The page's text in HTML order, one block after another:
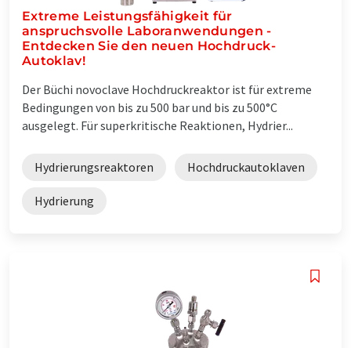
Extreme Leistungsfähigkeit für
anspruchsvolle Laboranwendungen -
Entdecken Sie den neuen Hochdruck-
Autoklav!
Der Büchi novoclave Hochdruckreaktor ist für extreme
Bedingungen von bis zu 500 bar und bis zu 500°C
ausgelegt. Für superkritische Reaktionen, Hydrier...
Hydrierungsreaktoren Hochdruckautoklaven
Hydrierung